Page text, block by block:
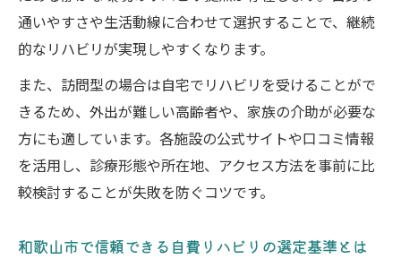
通いやすさや生活動線に合わせて選択することで、継続
的なリハビリが実現しやすくなります。
また、訪問型の場合は自宅でリハビリを受けることがで
きるため、外出が難しい高齢者や、家族の介助が必要な
方にも適しています。各施設の公式サイトや口コミ情報
を活用し、診療形態や所在地、アクセス方法を事前に比
較検討することが失敗を防ぐコツです。
和歌山市で信頼できる自費リハビリの選定基準とは